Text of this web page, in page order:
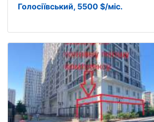
Голосіївський, 5500 $/міс.